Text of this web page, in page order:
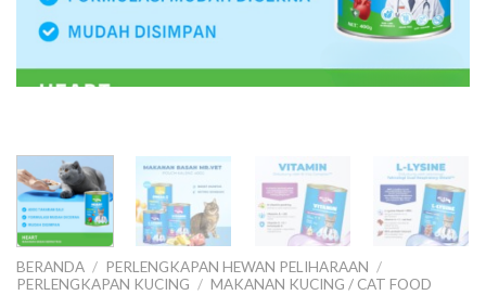
BERANDA / PERLENGKAPAN HEWAN PELIHARAAN /
PERLENGKAPAN KUCING / MAKANAN KUCING / CAT FOOD